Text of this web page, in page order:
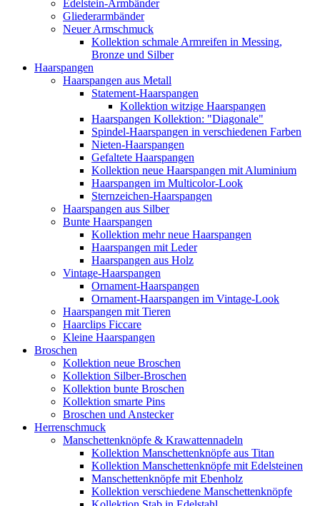
Edelstein-Armbänder
Gliederarmbänder
Neuer Armschmuck
Kollektion schmale Armreifen in Messing,
Bronze und Silber
Haarspangen
Haarspangen aus Metall
Statement-Haarspangen
Kollektion witzige Haarspangen
Haarspangen Kollektion: "Diagonale"
Spindel-Haarspangen in verschiedenen Farben
Nieten-Haarspangen
Gefaltete Haarspangen
Kollektion neue Haarspangen mit Aluminium
Haarspangen im Multicolor-Look
Sternzeichen-Haarspangen
Haarspangen aus Silber
Bunte Haarspangen
Kollektion mehr neue Haarspangen
Haarspangen mit Leder
Haarspangen aus Holz
Vintage-Haarspangen
Ornament-Haarspangen
Ornament-Haarspangen im Vintage-Look
Haarspangen mit Tieren
Haarclips Ficcare
Kleine Haarspangen
Broschen
Kollektion neue Broschen
Kollektion Silber-Broschen
Kollektion bunte Broschen
Kollektion smarte Pins
Broschen und Anstecker
Herrenschmuck
Manschettenknöpfe & Krawattennadeln
Kollektion Manschettenknöpfe aus Titan
Kollektion Manschettenknöpfe mit Edelsteinen
Manschettenknöpfe mit Ebenholz
Kollektion verschiedene Manschettenknöpfe